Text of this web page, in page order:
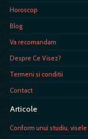
Horoscop
Blog
Va recomandam
Despre Ce Visez?
Termeni si conditii
Contact
Articole
Conform unui studiu,